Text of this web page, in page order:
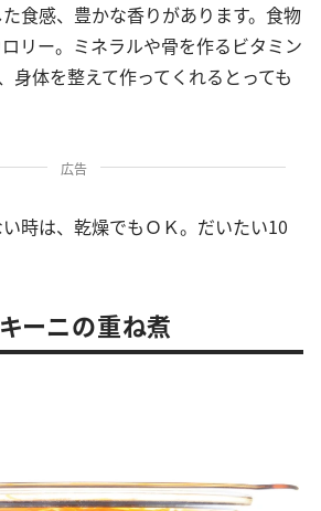
食感、豊かな香りがあります。食物
リー。ミネラルや骨を作るビタミン
身体を整えて作ってくれるとっても
広告
時は、乾燥でもＯＫ。だいたい10
ーニの重ね煮